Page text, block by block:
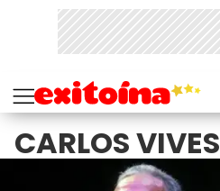
CARLOS VIVES